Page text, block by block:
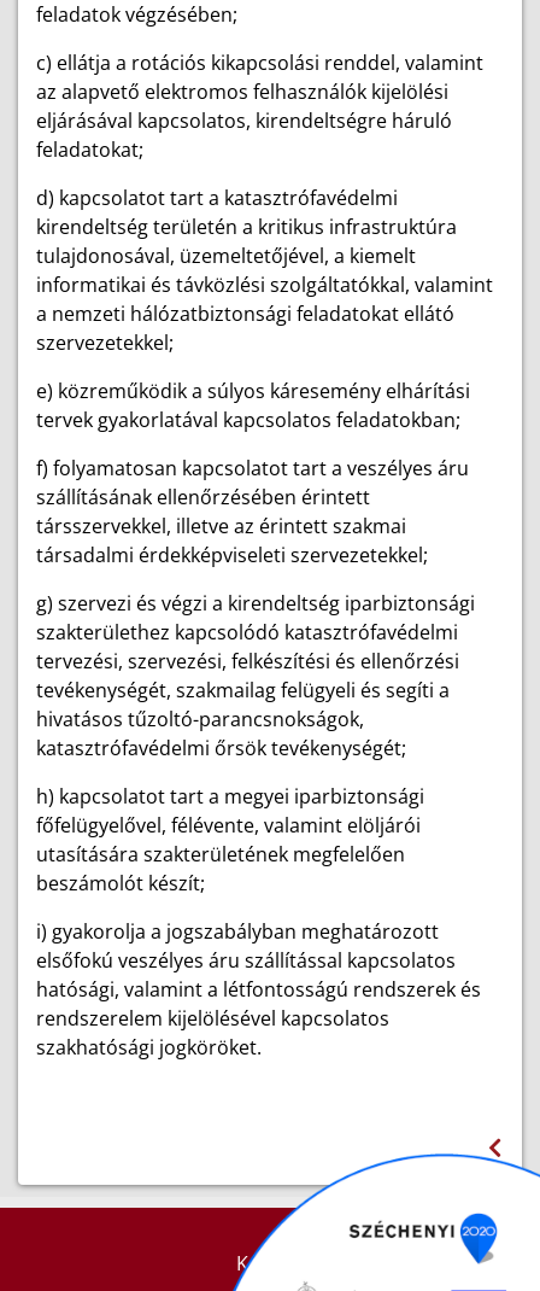
feladatok végzésében;
c) ellátja a rotációs kikapcsolási renddel, valamint
az alapvető elektromos felhasználók kijelölési
eljárásával kapcsolatos, kirendeltségre háruló
feladatokat;
d) kapcsolatot tart a katasztrófavédelmi
kirendeltség területén a kritikus infrastruktúra
tulajdonosával, üzemeltetőjével, a kiemelt
informatikai és távközlési szolgáltatókkal, valamint
a nemzeti hálózatbiztonsági feladatokat ellátó
szervezetekkel;
e) közreműködik a súlyos káresemény elhárítási
tervek gyakorlatával kapcsolatos feladatokban;
f) folyamatosan kapcsolatot tart a veszélyes áru
szállításának ellenőrzésében érintett
társszervekkel, illetve az érintett szakmai
társadalmi érdekképviseleti szervezetekkel;
g) szervezi és végzi a kirendeltség iparbiztonsági
szakterülethez kapcsolódó katasztrófavédelmi
tervezési, szervezési, felkészítési és ellenőrzési
tevékenységét, szakmailag felügyeli és segíti a
hivatásos tűzoltó-parancsnokságok,
katasztrófavédelmi őrsök tevékenységét;
h) kapcsolatot tart a megyei iparbiztonsági
főfelügyelővel, félévente, valamint elöljárói
utasítására szakterületének megfelelően
beszámolót készít;
i) gyakorolja a jogszabályban meghatározott
elsőfokú veszélyes áru szállítással kapcsolatos
hatósági, valamint a létfontosságú rendszerek és
rendszerelem kijelölésével kapcsolatos
szakhatósági jogköröket.
KAPCSOLAT